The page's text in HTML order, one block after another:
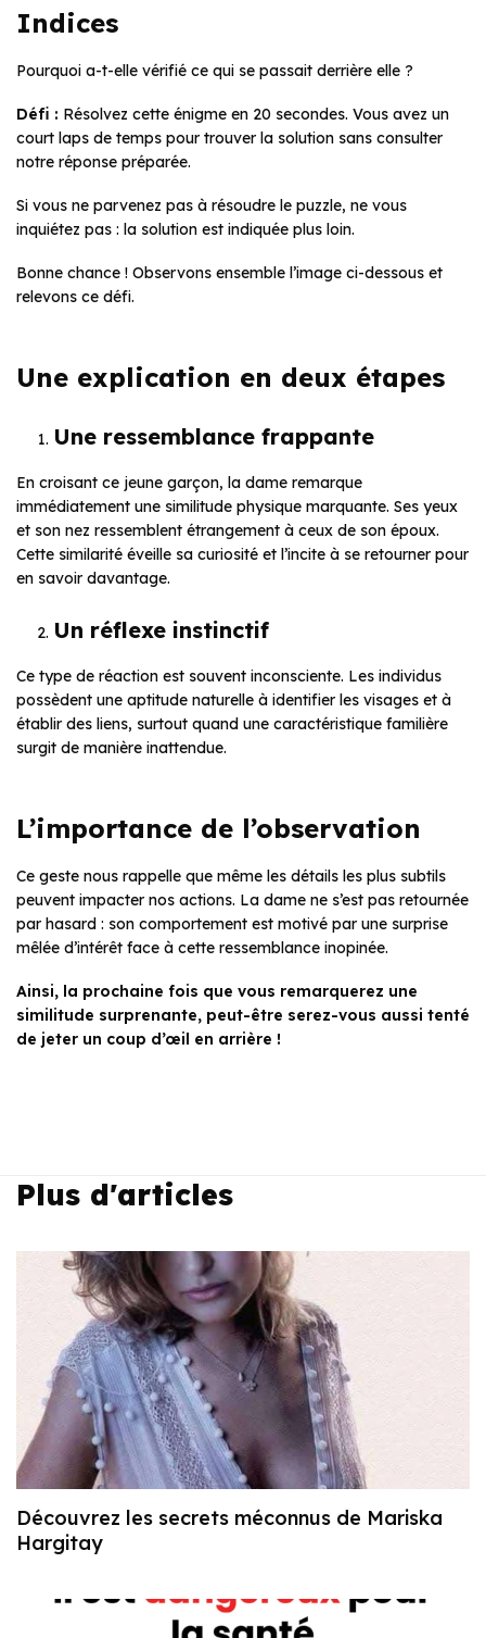
Indices
Pourquoi a-t-elle vérifié ce qui se passait derrière elle ?
Défi : Résolvez cette énigme en 20 secondes. Vous avez un
court laps de temps pour trouver la solution sans consulter
notre réponse préparée.
Si vous ne parvenez pas à résoudre le puzzle, ne vous
inquiétez pas : la solution est indiquée plus loin.
Bonne chance ! Observons ensemble l’image ci-dessous et
relevons ce défi.
Une explication en deux étapes
Une ressemblance frappante
En croisant ce jeune garçon, la dame remarque
immédiatement une similitude physique marquante. Ses yeux
et son nez ressemblent étrangement à ceux de son époux.
Cette similarité éveille sa curiosité et l’incite à se retourner pour
en savoir davantage.
Un réflexe instinctif
Ce type de réaction est souvent inconsciente. Les individus
possèdent une aptitude naturelle à identifier les visages et à
établir des liens, surtout quand une caractéristique familière
surgit de manière inattendue.
L’importance de l’observation
Ce geste nous rappelle que même les détails les plus subtils
peuvent impacter nos actions. La dame ne s’est pas retournée
par hasard : son comportement est motivé par une surprise
mêlée d’intérêt face à cette ressemblance inopinée.
Ainsi, la prochaine fois que vous remarquerez une
similitude surprenante, peut-être serez-vous aussi tenté
de jeter un coup d’œil en arrière !
Plus d'articles
Découvrez les secrets méconnus de Mariska
Hargitay